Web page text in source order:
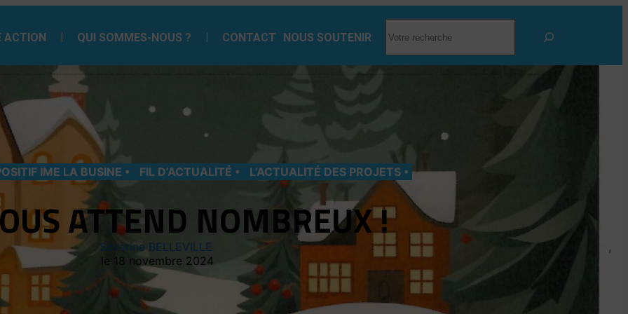
ACTION QUI SOMMES-NOUS ? CONTACT NOUS SOUTENIR
IME LA BUSINE FIL D’ACTUALITÉ L’ACTUALITÉ DES PROJETS
ATTEND NOMBREUX !
Séverine BELLEVILLE
18 novembre 2024